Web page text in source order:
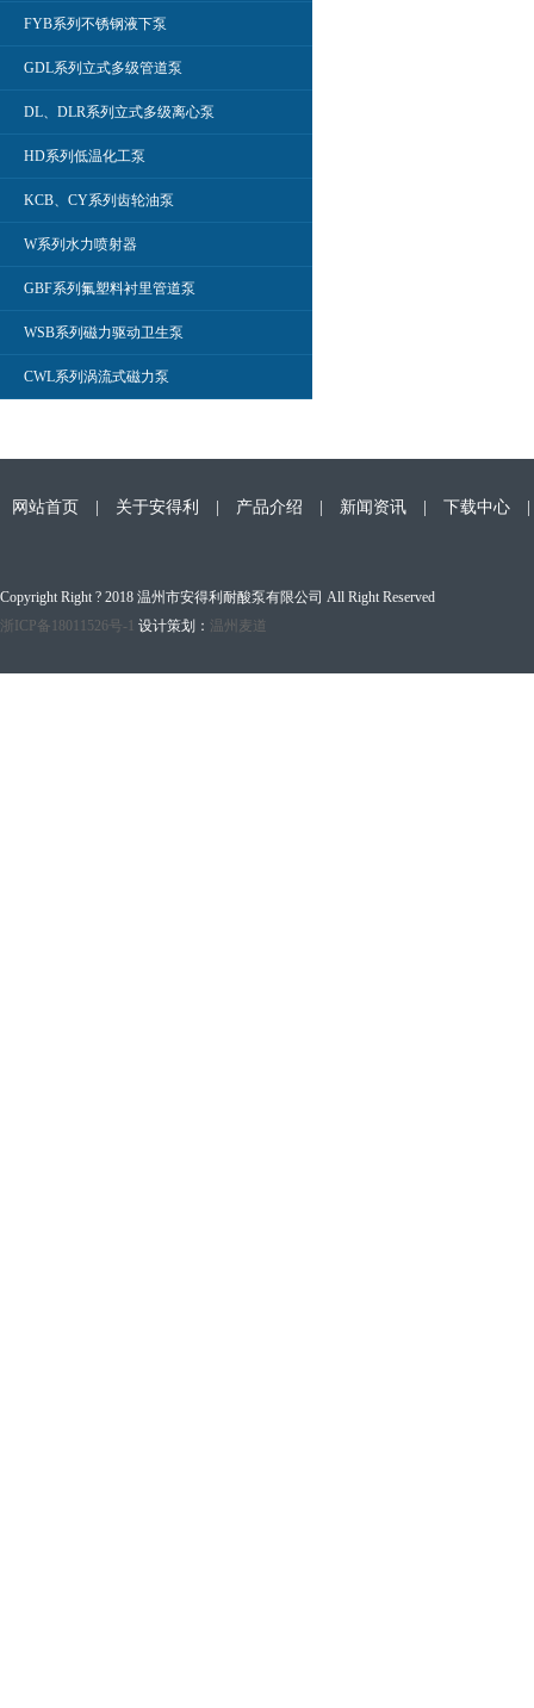
FYB系列不锈钢液下泵
GDL系列立式多级管道泵
DL、DLR系列立式多级离心泵
HD系列低温化工泵
KCB、CY系列齿轮油泵
W系列水力喷射器
GBF系列氟塑料衬里管道泵
WSB系列磁力驱动卫生泵
CWL系列涡流式磁力泵
网站首页 关于安得利 产品介绍 新闻资讯 下载中心
Copyright Right ? 2018 温州市安得利耐酸泵有限公司 All Right Reserved
浙ICP备18011526号-1
设计策划： 温州麦道